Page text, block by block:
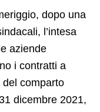
dopo una
l’intesa
aziende
i contratti a
comparto
dicembre 2021,